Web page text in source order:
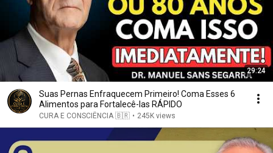
29:24
Suas Pernas Enfraquecem Primeiro! Coma Esses 6
Alimentos para Fortalecê-las RÁPIDO
CURA E CONSCIÊNCIA 🇧🇷 • 245K views